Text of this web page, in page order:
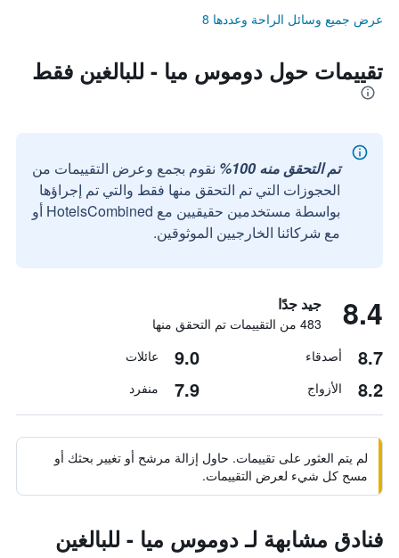
عرض جميع وسائل الراحة وعددها 8
تقييمات حول دوموس ميا - للبالغين فقط
تم التحقق منه 100%
نقوم بجمع وعرض التقييمات من
الحجوزات التي تم التحقق منها فقط والتي تم إجراؤها
بواسطة مستخدمين حقيقيين مع HotelsCombined أو
مع شركائنا الخارجيين الموثوقين.
8.4 جيد جدًا
483 من التقييمات تم التحقق منها
8.7 أصدقاء 9.0 عائلات
8.2 الأزواج 7.9 منفرد
لم يتم العثور على تقييمات. حاول إزالة مرشح أو تغيير بحثك أو
مسح كل شيء لعرض التقييمات.
فنادق مشابهة لـ دوموس ميا - للبالغين